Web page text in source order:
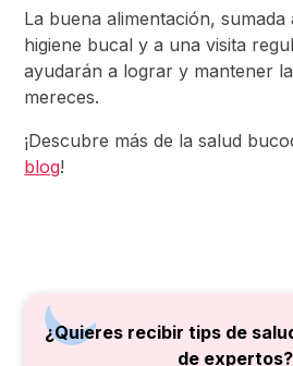
La buena alimentación, sumada
higiene bucal y a una visita
ayudarán a lograr y mantener
mereces.
¡Descubre más de la salud
blog!
¿Quieres recibir tips de
de